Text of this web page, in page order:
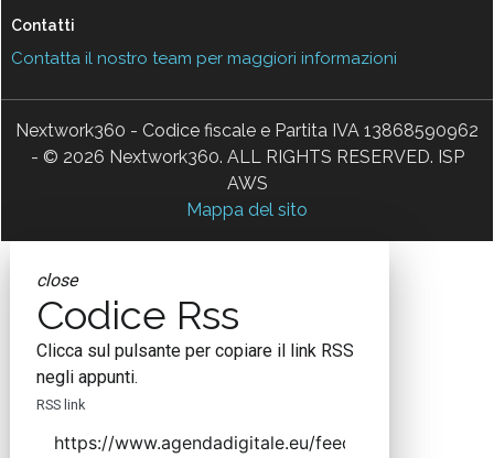
Contatti
Contatta il nostro team per maggiori informazioni
Nextwork360 - Codice fiscale e Partita IVA 13868590962
- © 2026 Nextwork360. ALL RIGHTS RESERVED. ISP
AWS
Mappa del sito
close
Codice Rss
Clicca sul pulsante per copiare il link RSS
negli appunti.
RSS link